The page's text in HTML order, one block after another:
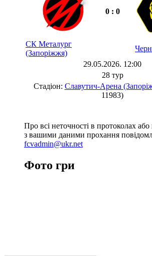
0 : 0
СК Металург
(Запоріжжя)
29.05.2026. 12:00
28 тур
Стадіон: Славутич-Арена
11983)
Про всі неточності в протоколах або
з вашими даними прохання
fcvadmin@ukr.net
Фото гри